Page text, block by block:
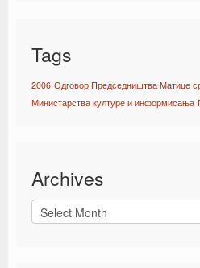
Tags
2006 Одговор Председништва Матице
Министарства културе и информисања
Archives